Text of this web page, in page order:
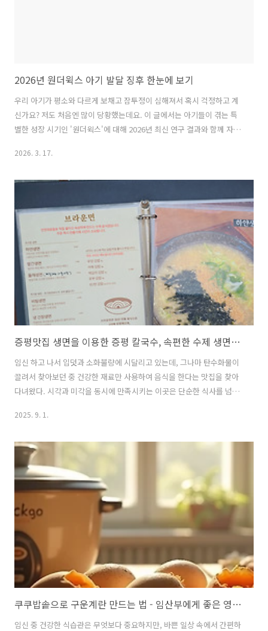
2026년 원더윅스 아기 발달 징후 한눈에 보기
우리 아기가 평소와 다르게 보채고 잠투정이 심해져서 혹시 걱정하고 계
신가요? 저도 처음엔 많이 당황했는데요. 이 글에서는 아기들이 겪는 특
별한 성장 시기인 '원더윅스'에 대해 2026년 최신 연구 결과와 함께 자세
금부터 하나씩 살펴볼게요. 2026년 최신 원더윅스 연구결과 아기 발달
이 '혹시 원더윅스인가?' 하고 궁금해하시죠. 원더윅스는 아기가 정신적,
신체적으로 급격하게 성장하는 시기를 말해요. 이 시기에는 아기가 새로
운 능력을 배우면서 혼란스러워하고 불안감을 느끼는 아주 자연스러운
현상이라고 해요. 네덜란드의 발달 전문가인 헤티 판 더 레이트와 프란스
X. 프로..
2026. 3. 17.
증평맛집 생면을 이용한 증평 칼국수, 속편한 수제 생면과 아늑한 분위기 속 브라운면 후기
임신 하고 나서 입덧과 소화불량에 시달리고 있는데, 그나마 탄수화물이
끌려서 찾아보던 중 건강한 재료만 사용하여 음식을 한다는 맛집을 찾아
다녀왔다. 시각과 미각을 동시에 만족시키는 이곳은 단순한 식사를 넘어
브라운면 생생 후기브라운면 위치 : 충북 증평군 증평읍 창신로 44 1층영
료소진시 조기마감)주차 : 도로변, 갓길 네이버상에는 월요일 휴무로 기
록되어있지만, 저희는 목요일에 가려고 했다가 휴무라고 적혀있어서, 금
요일에 방문하였어요.휴무인지 아닌지 잘 알아보고 가시길 추천드려요!
증평 칼국수 브라운..
2025. 9. 1.
쿠쿠밥솥으로 구운계란 만드는 법 - 임산부에게 좋은 영양 만점 계란!
임신 중 건강한 식습관은 무엇보다 중요하지만, 바쁜 일상 속에서 간편하